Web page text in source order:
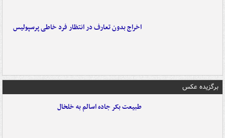
اخراج بدون تعارف در انتظار فرد خاطی پرسپولیس
برگزیده عکس
طبیعت بکر جاده اسالم به خلخال